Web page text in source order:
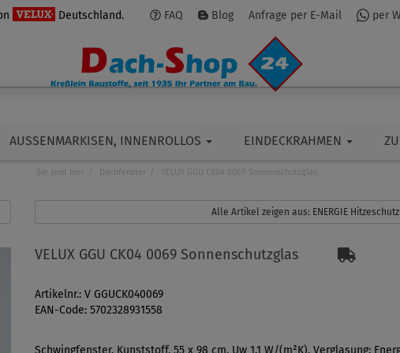
Deutschland. FAQ Blog Anfrage per E-Mail per
AUSSENMARKISEN, INNENROLLOS EINDECKRAHMEN
Sie sind hier Dachfenster VELUX GGU CK04 0069 Sonnenschutzglas
Alle Artikel zeigen aus: ENERGIE
VELUX GGU CK04 0069 Sonnenschutzglas
Artikelnr.: V GGUCK040069
EAN-Code: 5702328931558